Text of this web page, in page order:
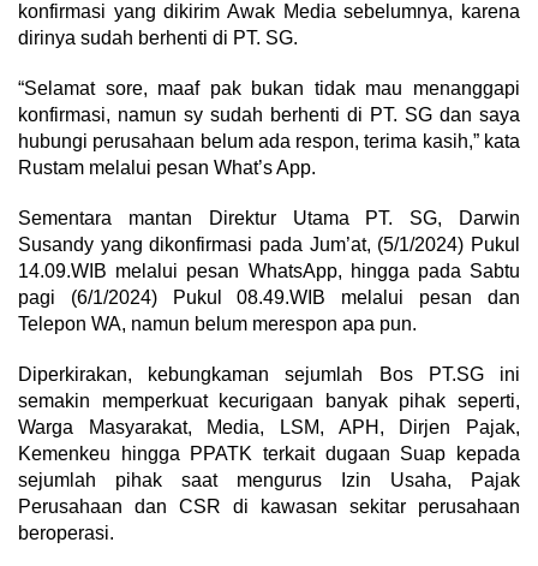
konfirmasi yang dikirim Awak Media sebelumnya, karena
dirinya sudah berhenti di PT. SG.
“Selamat sore, maaf pak bukan tidak mau menanggapi
konfirmasi, namun sy sudah berhenti di PT. SG dan saya
hubungi perusahaan belum ada respon, terima kasih,” kata
Rustam melalui pesan What’s App.
Sementara mantan Direktur Utama PT. SG, Darwin
Susandy yang dikonfirmasi pada Jum’at, (5/1/2024) Pukul
14.09.WIB melalui pesan WhatsApp, hingga pada Sabtu
pagi (6/1/2024) Pukul 08.49.WIB melalui pesan dan
Telepon WA, namun belum merespon apa pun.
Diperkirakan, kebungkaman sejumlah Bos PT.SG ini
semakin memperkuat kecurigaan banyak pihak seperti,
Warga Masyarakat, Media, LSM, APH, Dirjen Pajak,
Kemenkeu hingga PPATK terkait dugaan Suap kepada
sejumlah pihak saat mengurus Izin Usaha, Pajak
Perusahaan dan CSR di kawasan sekitar perusahaan
beroperasi.